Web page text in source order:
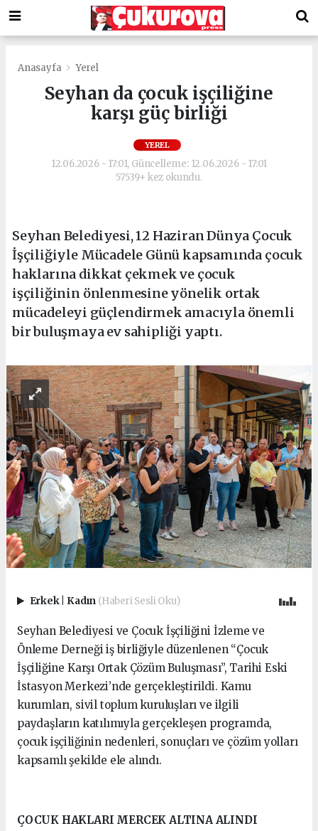
Anasayfa Yerel
Seyhan da çocuk işçiliğine
karşı güç birliği
YEREL
12.06.2026 - 17:01, Güncelleme: 12.06.2026 - 17:01
57539+ kez okundu.
Seyhan Belediyesi, 12 Haziran Dünya Çocuk
İşçiliğiyle Mücadele Günü kapsamında çocuk
haklarına dikkat çekmek ve çocuk
işçiliğinin önlenmesine yönelik ortak
mücadeleyi güçlendirmek amacıyla önemli
bir buluşmaya ev sahipliği yaptı.
Erkek Kadın (Haberi Sesli Oku)
Seyhan Belediyesi ve Çocuk İşçiliğini İzleme ve
Önleme Derneği iş birliğiyle düzenlenen “Çocuk
İşçiliğine Karşı Ortak Çözüm Buluşması”, Tarihi Eski
İstasyon Merkezi’nde gerçekleştirildi. Kamu
kurumları, sivil toplum kuruluşları ve ilgili
paydaşların katılımıyla gerçekleşen programda,
çocuk işçiliğinin nedenleri, sonuçları ve çözüm yolları
kapsamlı şekilde ele alındı.
ÇOCUK HAKLARI MERCEK ALTINA ALINDI